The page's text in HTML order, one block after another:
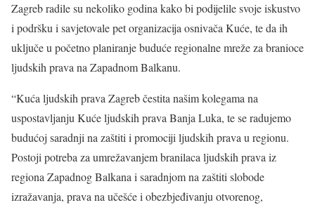
Zagreb radile su nekoliko godina kako bi podijelile svoje iskustvo
i podršku i savjetovale pet organizacija osnivača Kuće, te da ih
uključe u početno planiranje buduće regionalne mreže za branioce
ljudskih prava na Zapadnom Balkanu.
“Kuća ljudskih prava Zagreb čestita našim kolegama na
uspostavljanju Kuće ljudskih prava Banja Luka, te se radujemo
budućoj saradnji na zaštiti i promociji ljudskih prava u regionu.
Postoji potreba za umrežavanjem branilaca ljudskih prava iz
regiona Zapadnog Balkana i saradnjom na zaštiti slobode
izražavanja, prava na učešće i obezbjeđivanju otvorenog,